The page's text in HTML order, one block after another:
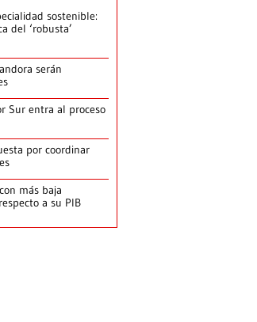
sostenible:
del ‘robusta’
serán
Sur entra al proceso
por coordinar
más baja
a su PIB